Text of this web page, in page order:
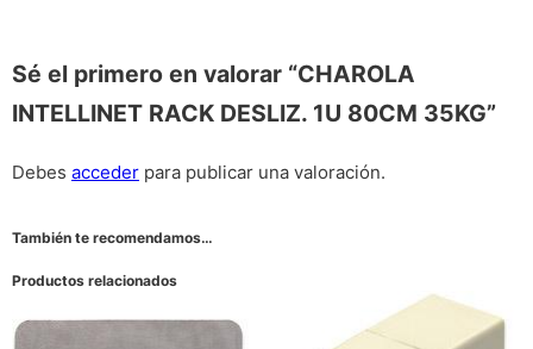
Sé el primero en valorar “CHAROLA
INTELLINET RACK DESLIZ. 1U 80CM 35KG”
Debes acceder para publicar una valoración.
También te recomendamos…
Productos relacionados